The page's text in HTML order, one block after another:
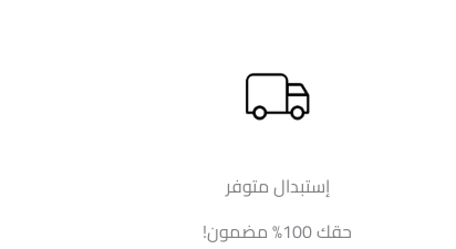
إستبدال متوفر
حقك 100% مضمون!